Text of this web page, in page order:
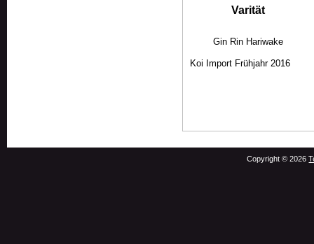
Varität
Gin Rin Hariwake
Koi Import Frühjahr 2016
Copyright © 2026